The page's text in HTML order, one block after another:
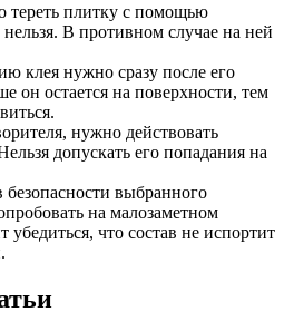
тереть плитку с помощью
В противном случае на ней
клея нужно сразу после его
он остается на поверхности, тем
нужно действовать
допускать его попадания на
безопасности выбранного
на малозаметном
убедиться, что состав не испортит